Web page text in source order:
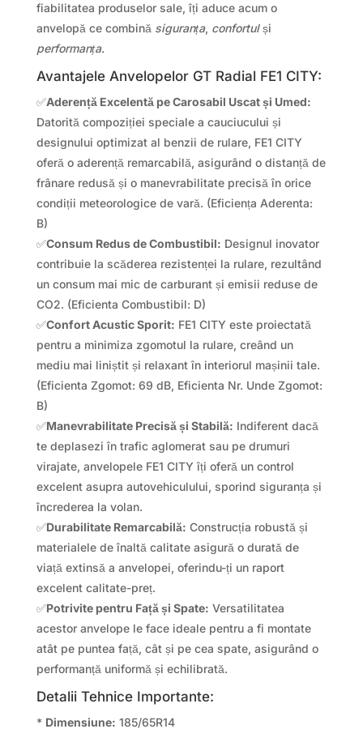
fiabilitatea produselor sale, îți aduce acum o
anvelopă ce combină siguranța, confortulși
performanța.
Avantajele Anvelopelor GT Radial FE1 CITY:
✅Aderență Excelentă pe Carosabil Uscat și Umed:
Datorită compoziției speciale a cauciucului și
designului optimizat al benzii de rulare, FE1 CITY
oferă o aderență remarcabilă, asigurând o distanță de
frânare redusă și o manevrabilitate precisă în orice
condiții meteorologice de vară. (Eficiența Aderenta:
B)
✅Consum Redus de Combustibil: Designul inovator
contribuie la scăderea rezistenței la rulare, rezultând
un consum mai mic de carburant și emisii reduse de
CO2. (Eficienta Combustibil: D)
✅Confort Acustic Sporit: FE1 CITY este proiectată
pentru a minimiza zgomotul la rulare, creând un
mediu mai liniștit și relaxant în interiorul mașinii tale.
(Eficienta Zgomot: 69 dB, Eficienta Nr. Unde Zgomot:
B)
✅Manevrabilitate Precisă și Stabilă: Indiferent dacă
te deplasezi în trafic aglomerat sau pe drumuri
virajate, anvelopele FE1 CITY îți oferă un control
excelent asupra autovehiculului, sporind siguranța și
încrederea la volan.
✅Durabilitate Remarcabilă: Construcția robustă și
materialele de înaltă calitate asigură o durată de
viață extinsă a anvelopei, oferindu-ți un raport
excelent calitate-preț.
✅Potrivite pentru Față și Spate: Versatilitatea
acestor anvelope le face ideale pentru a fi montate
atât pe puntea față, cât și pe cea spate, asigurând o
performanță uniformă și echilibrată.
Detalii Tehnice Importante:
* Dimensiune: 185/65R14